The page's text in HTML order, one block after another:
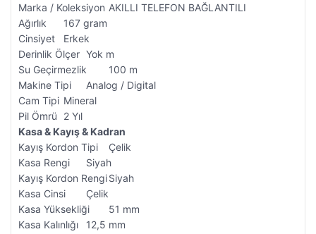
Marka / Koleksiyon AKILLI TELEFON BAĞLANTILI
Ağırlık
167 gram
Cinsiyet
Erkek
Derinlik Ölçer Yok m
Su Geçirmezlik
100 m
Makine Tipi
Analog / Digital
Cam Tipi Mineral
Pil Ömrü
2 Yıl
Kasa & Kayış & Kadran
Kayış Kordon Tipi
Çelik
Kasa Rengi
Siyah
Kayış Kordon RengiSiyah
Kasa Cinsi
Çelik
Kasa Yüksekliği
51 mm
Kasa Kalınlığı
12,5 mm